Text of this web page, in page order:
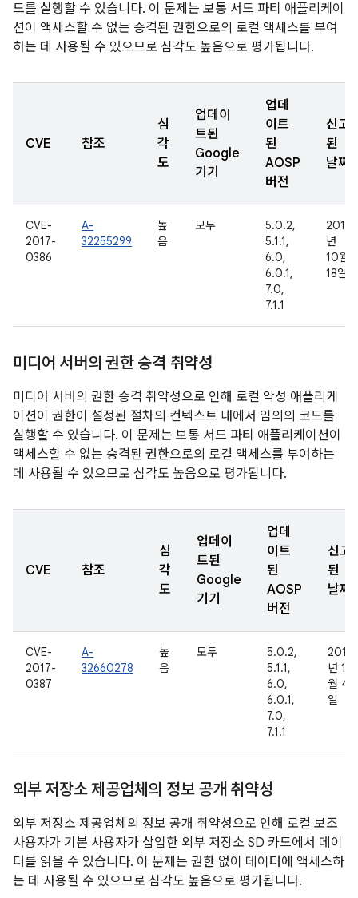
드를 실행할 수 있습니다. 이 문제는 보통 서드 파티 애플리케이
션이 액세스할 수 없는 승격된 권한으로의 로컬 액세스를 부여
하는 데 사용될 수 있으므로 심각도 높음으로 평가됩니다.
CVE 참조
심
각
도
업데이
트된
Google
기기
업데
이트
된
AOSP
버전
신고
된
날짜
CVE-
2017-
0386
A-
32255299
높
음
모두
5.0.2,
5.1.1,
6.0,
6.0.1,
7.0,
7.1.1
2016
년
10월
18일
미디어 서버의 권한 승격 취약성
미디어 서버의 권한 승격 취약성으로 인해 로컬 악성 애플리케
이션이 권한이 설정된 절차의 컨텍스트 내에서 임의의 코드를
실행할 수 있습니다. 이 문제는 보통 서드 파티 애플리케이션이
액세스할 수 없는 승격된 권한으로의 로컬 액세스를 부여하는
데 사용될 수 있으므로 심각도 높음으로 평가됩니다.
CVE 참조
심
각
도
업데이
트된
Google
기기
업데
이트
된
AOSP
버전
신고
된
날짜
CVE-
2017-
0387
A-
32660278
높
음
모두
5.0.2,
5.1.1,
6.0,
6.0.1,
7.0,
7.1.1
2016
년 11
월 4
일
외부 저장소 제공업체의 정보 공개 취약성
외부 저장소 제공업체의 정보 공개 취약성으로 인해 로컬 보조
사용자가 기본 사용자가 삽입한 외부 저장소 SD 카드에서 데이
터를 읽을 수 있습니다. 이 문제는 권한 없이 데이터에 액세스하
는 데 사용될 수 있으므로 심각도 높음으로 평가됩니다.